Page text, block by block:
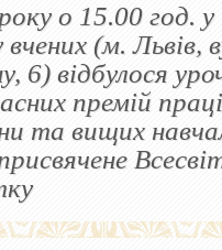
о 15.00 год. у
(м. Львів,
6) відбулося
премій
та вищих